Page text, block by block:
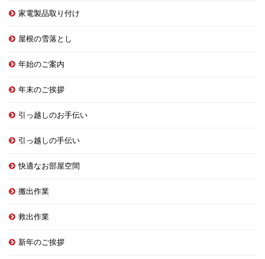
家電製品取り付け
屋根の雪落とし
年始のご案内
年末のご挨拶
引っ越しのお手伝い
引っ越しの手伝い
快適なお部屋空間
搬出作業
救出作業
新年のご挨拶